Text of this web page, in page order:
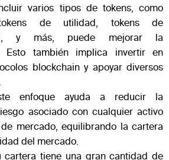
varios tipos de tokens, como
tokens de utilidad, tokens de
y más, puede mejorar la
Esto también implica invertir en
blockchain y apoyar diversos
enfoque ayuda a reducir la
asociado con cualquier activo
mercado, equilibrando la cartera
del mercado.
cartera tiene una gran cantidad de